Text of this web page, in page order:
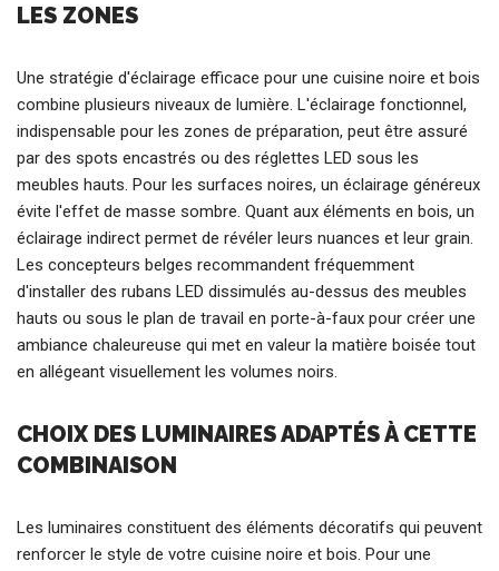
LES ZONES
Une stratégie d'éclairage efficace pour une cuisine noire et bois
combine plusieurs niveaux de lumière. L'éclairage fonctionnel,
indispensable pour les zones de préparation, peut être assuré
par des spots encastrés ou des réglettes LED sous les
meubles hauts. Pour les surfaces noires, un éclairage généreux
évite l'effet de masse sombre. Quant aux éléments en bois, un
éclairage indirect permet de révéler leurs nuances et leur grain.
Les concepteurs belges recommandent fréquemment
d'installer des rubans LED dissimulés au-dessus des meubles
hauts ou sous le plan de travail en porte-à-faux pour créer une
ambiance chaleureuse qui met en valeur la matière boisée tout
en allégeant visuellement les volumes noirs.
CHOIX DES LUMINAIRES ADAPTÉS À CETTE
COMBINAISON
Les luminaires constituent des éléments décoratifs qui peuvent
renforcer le style de votre cuisine noire et bois. Pour une